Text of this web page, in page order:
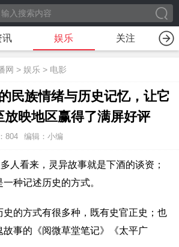
讯 娱乐 关注
网 > 娱乐 > 电影
民族情绪与历史记忆，让它
放映地区赢得了满屏好评
804 编辑：小编
看来，灵异故事就是下酒的谈资；
种记述历史的方式。
的方式有很多种，既有史官正史；也
故事的《阅微草堂笔记》《太平广